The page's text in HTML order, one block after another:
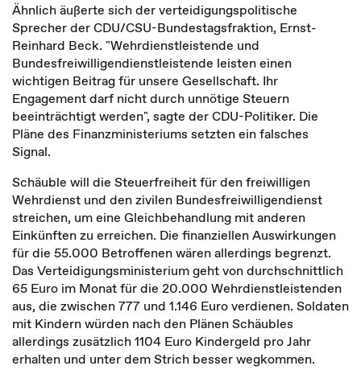
Ähnlich äußerte sich der verteidigungspolitische
Sprecher der CDU/CSU-Bundestagsfraktion, Ernst-
Reinhard Beck. "Wehrdienstleistende und
Bundesfreiwilligendienstleistende leisten einen
wichtigen Beitrag für unsere Gesellschaft. Ihr
Engagement darf nicht durch unnötige Steuern
beeinträchtigt werden", sagte der CDU-Politiker. Die
Pläne des Finanzministeriums setzten ein falsches
Signal.
Schäuble will die Steuerfreiheit für den freiwilligen
Wehrdienst und den zivilen Bundesfreiwilligendienst
streichen, um eine Gleichbehandlung mit anderen
Einkünften zu erreichen. Die finanziellen Auswirkungen
für die 55.000 Betroffenen wären allerdings begrenzt.
Das Verteidigungsministerium geht von durchschnittlich
65 Euro im Monat für die 20.000 Wehrdienstleistenden
aus, die zwischen 777 und 1.146 Euro verdienen. Soldaten
mit Kindern würden nach den Plänen Schäubles
allerdings zusätzlich 1104 Euro Kindergeld pro Jahr
erhalten und unter dem Strich besser wegkommen.